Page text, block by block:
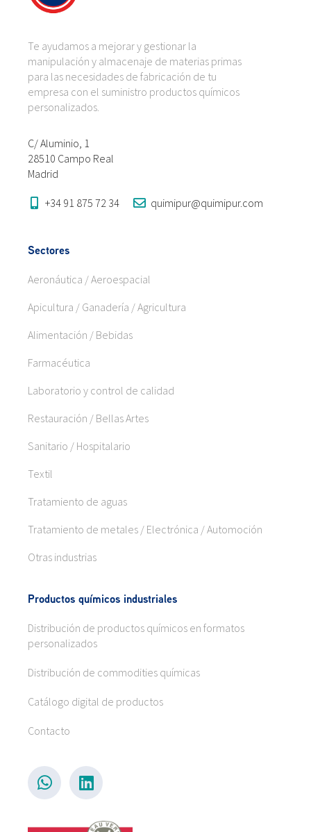
Te ayudamos a mejorar y gestionar la
manipulación y almacenaje de materias primas
para las necesidades de fabricación de tu
empresa con el suministro productos químicos
personalizados.
C/ Aluminio, 1
28510 Campo Real
Madrid
+34 91 875 72 34 quimipur@quimipur.com
Sectores
Aeronáutica / Aeroespacial
Apicultura / Ganadería / Agricultura
Alimentación / Bebidas
Farmacéutica
Laboratorio y control de calidad
Restauración / Bellas Artes
Sanitario / Hospitalario
Textil
Tratamiento de aguas
Tratamiento de metales / Electrónica / Automoción
Otras industrias
Productos químicos industriales
Distribución de productos químicos en formatos
personalizados
Distribución de commodities químicas
Catálogo digital de productos
Contacto